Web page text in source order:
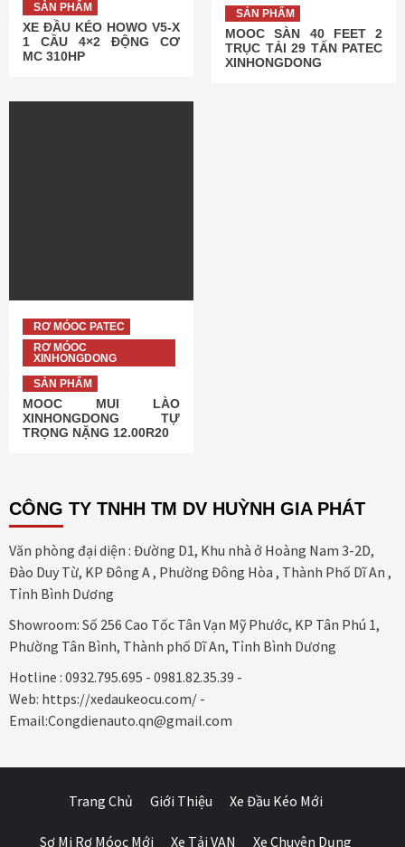
SẢN PHẨM
XE ĐẦU KÉO HOWO V5-X
1 CẦU 4×2 ĐỘNG CƠ
MC 310HP
SẢN PHẨM
MOOC SÀN 40 FEET 2
TRỤC TẢI 29 TẤN PATEC
XINHONGDONG
RƠ MÓOC PATEC
RƠ MÓOC
XINHONGDONG
SẢN PHẨM
MOOC MUI LÀO
XINHONGDONG TỰ
TRỌNG NẶNG 12.00R20
CÔNG TY TNHH TM DV HUỲNH GIA PHÁT
Văn phòng đại diện : Đường D1, Khu nhà ở Hoàng Nam 3-2D,
Đào Duy Từ, KP Đông A , Phường Đông Hòa , Thành Phố Dĩ An ,
Tỉnh Bình Dương
Showroom: Số 256 Cao Tốc Tân Vạn Mỹ Phước, KP Tân Phú 1,
Phường Tân Bình, Thành phố Dĩ An, Tỉnh Bình Dương
Hotline : 0932.795.695 - 0981.82.35.39 -
Web: https://xedaukeocu.com/ -
Email:Congdienauto.qn@gmail.com
Trang Chủ Giới Thiệu Xe Đầu Kéo Mới
Sơ Mi Rơ Móoc Mới Xe Tải VAN Xe Chuyên Dụng